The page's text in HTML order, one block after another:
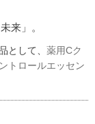
来」。
として、 薬用Cク
トロールエッセン